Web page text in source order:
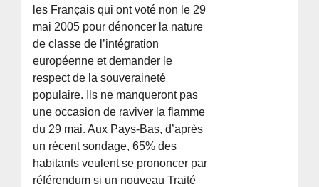
les Français qui ont voté non le 29
mai 2005 pour dénoncer la nature
de classe de l’intégration
européenne et demander le
respect de la souveraineté
populaire. Ils ne manqueront pas
une occasion de raviver la flamme
du 29 mai. Aux Pays-Bas, d’après
un récent sondage, 65% des
habitants veulent se prononcer par
référendum si un nouveau Traité